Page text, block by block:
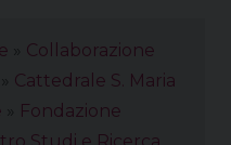
Collaborazione
Cattedrale S. Maria
Fondazione